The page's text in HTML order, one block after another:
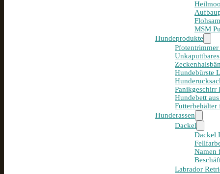
MSM
Hundeprodukte
Hundebürste
Panikgeschirr
Hundebett
Hunderassen
Dackel
Dackel
Namen
Labrador